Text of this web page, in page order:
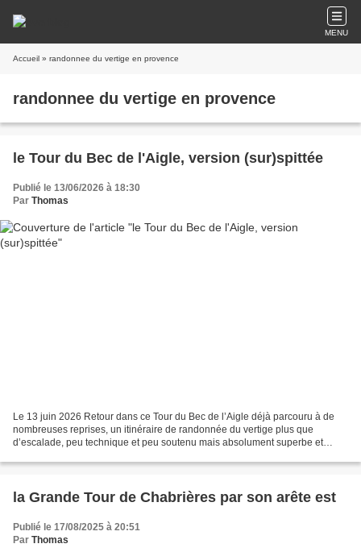
MENU
Accueil » randonnee du vertige en provence
randonnee du vertige en provence
le Tour du Bec de l'Aigle, version (sur)spittée
Publié le 13/06/2026 à 18:30
Par Thomas
Le 13 juin 2026 Retour dans ce Tour du Bec de l’Aigle déjà parcouru à de
nombreuses reprises, un itinéraire de randonnée du vertige plus que
d’escalade, peu technique et peu soutenu mais absolument superbe et
la Grande Tour de Chabrières par son arête est
Publié le 17/08/2025 à 20:51
Par Thomas